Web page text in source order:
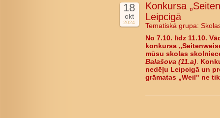
18
okt
2024
Konkursa
Leipcigā
Tematiskā grupa:
No 7.10. līdz 11.10.
konkursa
mūsu skolas
Balašova (11.a).
nedēļu Leipcigā un
grāmatas „Weil" ne